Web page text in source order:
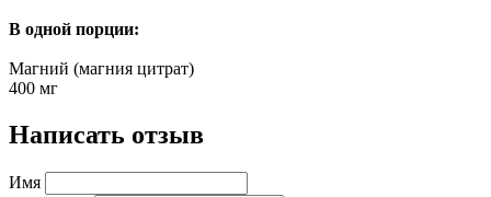
В одной порции:
Магний (магния цитрат)
400 мг
Написать отзыв
Имя